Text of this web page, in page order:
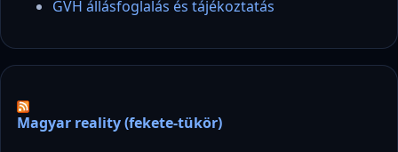
GVH állásfoglalás és tájékoztatás
Magyar reality (fekete-tükör)